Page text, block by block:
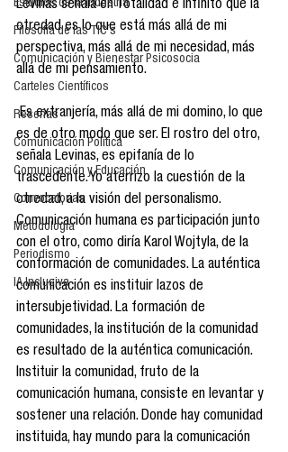
Estudios de la industria
Filosofía de las TIC´s
Comunicación y Bienestar Psicosocia
Carteles Científicos
Reseñas
Comunicación Política
Comunicación y Educación
Convocatorias
Metodología
Periodismo
IA Inclusiva
Levinas señala en Totalidad e Infinito que la
otredad es lo que está más allá de mi
perspectiva, más allá de mi necesidad, más
allá de mi pensamiento.
Es extranjería, más allá de mi domino, lo que
es de otro modo que ser. El rostro del otro,
señala Levinas, es epifanía de lo
trascedente. Yo aterrizo la cuestión de la
otredad, a la visión del personalismo.
Comunicación humana es participación junto
con el otro, como diría Karol Wojtyla, de la
conformación de comunidades. La auténtica
comunicación es instituir lazos de
intersubjetividad. La formación de
comunidades, la institución de la comunidad
es resultado de la auténtica comunicación.
Instituir la comunidad, fruto de la
comunicación humana, consiste en levantar y
sostener una relación. Donde hay comunidad
instituida, hay mundo para la comunicación